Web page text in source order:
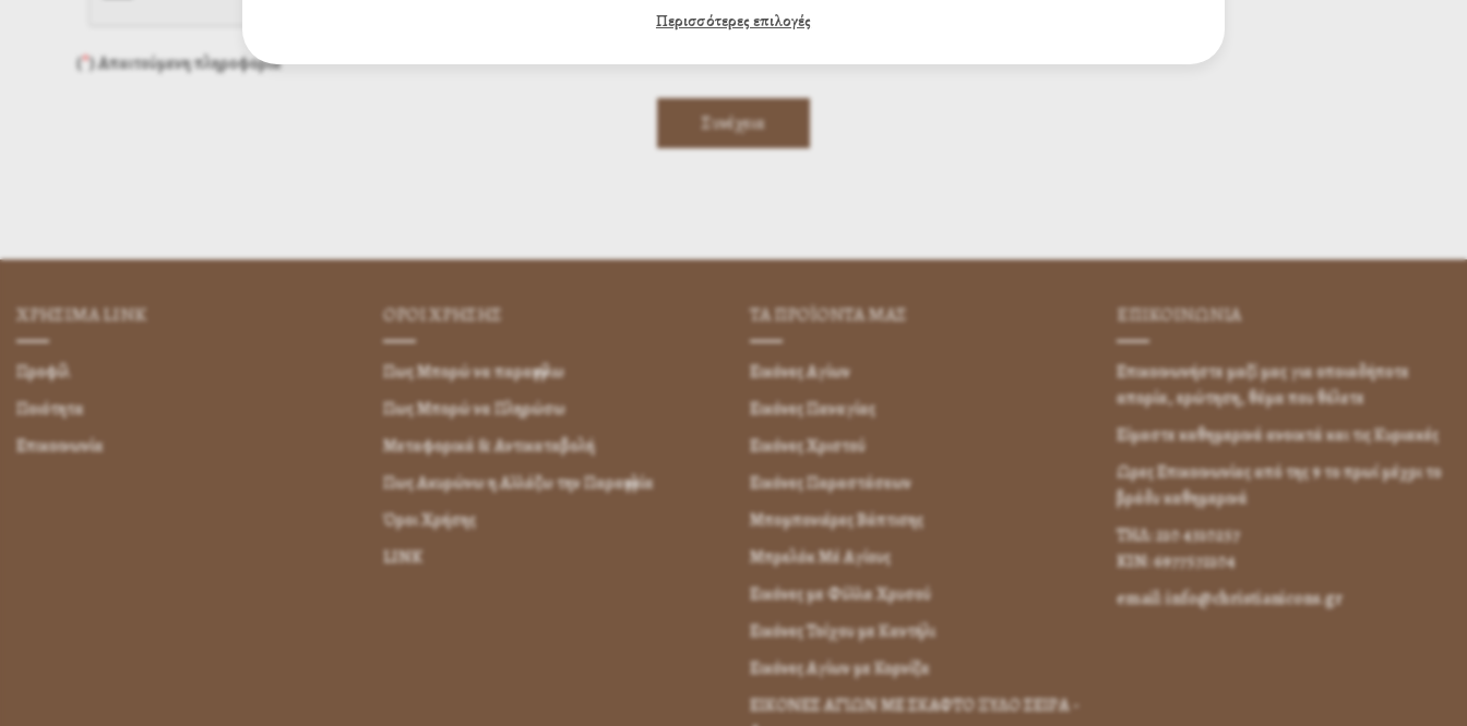
(*) Απαιτούμενη πληροφορία
ΧΡΗΣΙΜA LINK
Προφίλ
Ποιότητα
Επικοινωνία
ΌΡΟΙ ΧΡΉΣΗΣ
Πως Μπορώ να παραγγείλω
Πως Μπορώ να Πληρώσω
Μεταφορικά & Αντικαταβολή
Πως Ακυρώνω η Αλλάζω την Παραγγελία
Όροι Χρήσης
LINK
ΤΑ ΠΡΟΪΟΝΤΑ ΜΑΣ
Εικόνες Αγίων
Εικόνες Παναγίας
Εικόνες Χριστού
Εικόνες Παραστάσεων
Μπομπονιέρες Βάπτισης
Μπρελόκ Μέ Αγίους
Εικόνες με Φύλλα Χρυσού
Εικόνες Τοίχου με Καντήλι
Εικόνες Αγίων με Κορνίζα
ΕΙΚΟΝΕΣ ΑΓΙΩΝ ΜΕ ΣΚΑΦΤΟ ΞΥΛΟ ΣΕΙΡΑ -
ΕΠΙΚΟΙΝΩΝΊΑ
Επικοινωνήστε μαζί μας για οποιαδήποτε
απορία, ερώτηση, θέμα που θέλετε
Είμαστε καθημερινά ανοικτά και τις Κυριακές
Ωρες Επικοινωνίας από της 9 το πρωί μέχρι το
βράδυ καθημερινά
ΤΗΛ: 210 4310257
KIN: 6977572104
email: info@christianicons.gr
Περισσότερες επιλογές